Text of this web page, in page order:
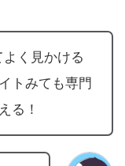
く見かける
トみても専門
る！